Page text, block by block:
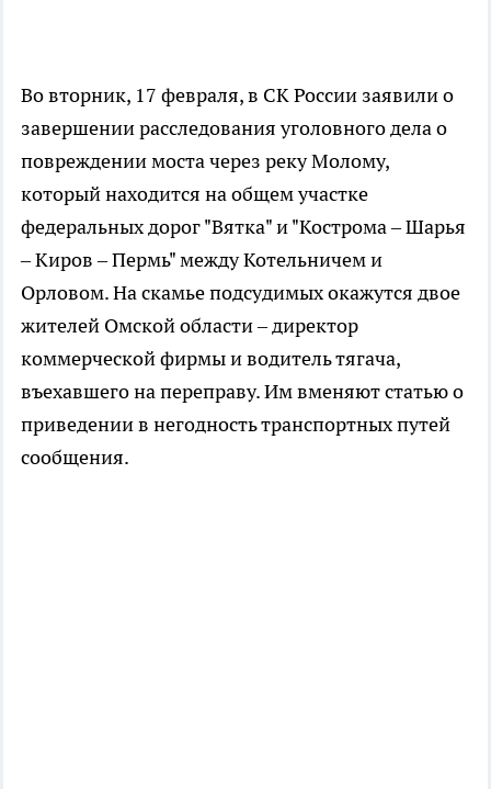
Во вторник, 17 февраля, в СК России заявили о
завершении расследования уголовного дела о
повреждении моста через реку Молому,
который находится на общем участке
федеральных дорог "Вятка" и "Кострома – Шарья
– Киров – Пермь" между Котельничем и
Орловом. На скамье подсудимых окажутся двое
жителей Омской области – директор
коммерческой фирмы и водитель тягача,
въехавшего на переправу. Им вменяют статью о
приведении в негодность транспортных путей
сообщения.